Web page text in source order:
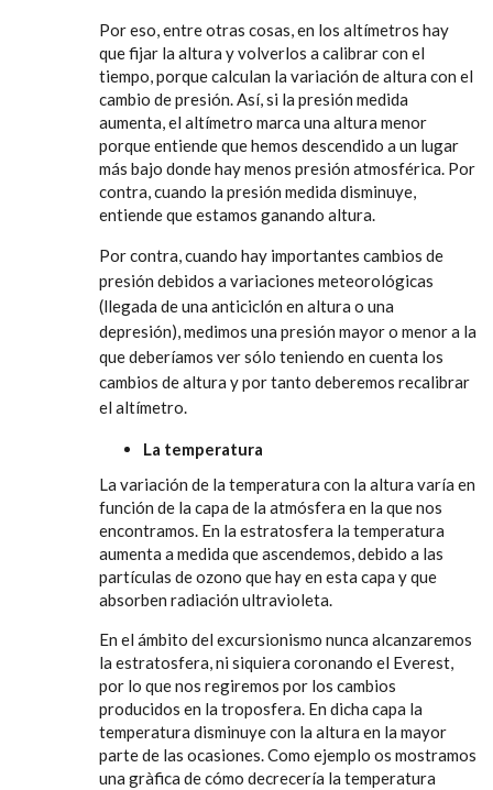
Por eso, entre otras cosas, en los altímetros hay
que fijar la altura y volverlos a calibrar con el
tiempo, porque calculan la variación de altura con el
cambio de presión. Así, si la presión medida
aumenta, el altímetro marca una altura menor
porque entiende que hemos descendido a un lugar
más bajo donde hay menos presión atmosférica. Por
contra, cuando la presión medida disminuye,
entiende que estamos ganando altura.
Por contra, cuando hay importantes cambios de
presión debidos a variaciones meteorológicas
(llegada de una anticiclón en altura o una
depresión), medimos una presión mayor o menor a la
que deberíamos ver sólo teniendo en cuenta los
cambios de altura y por tanto deberemos recalibrar
el altímetro.
La temperatura
La variación de la temperatura con la altura varía en
función de la capa de la atmósfera en la que nos
encontramos. En la estratosfera la temperatura
aumenta a medida que ascendemos, debido a las
partículas de ozono que hay en esta capa y que
absorben radiación ultravioleta.
En el ámbito del excursionismo nunca alcanzaremos
la estratosfera, ni siquiera coronando el Everest,
por lo que nos regiremos por los cambios
producidos en la troposfera. En dicha capa la
temperatura disminuye con la altura en la mayor
parte de las ocasiones. Como ejemplo os mostramos
una gràfica de cómo decrecería la temperatura